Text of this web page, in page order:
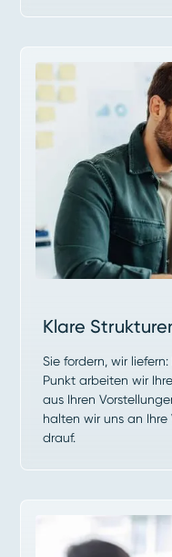
Klare
Sie fordern, wir
Punkt arbeiten wir
aus Ihren
halten wir uns an Ihre
drauf.